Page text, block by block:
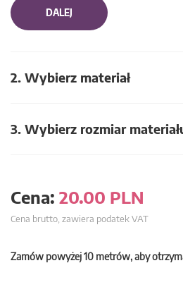
DALEJ
2. Wybierz materiał
3. Wybierz rozmiar
Cena: 20.00 PLN
Cena brutto, zawiera podatek VAT
Zamów powyżej 10 metrów, aby